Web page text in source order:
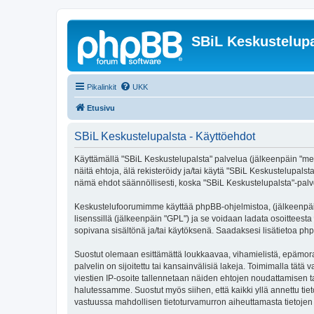
SBiL
Pikalinkit UKK
Etusivu
SBiL Keskustelupalsta - Käyttöehdot
Käyttämällä "SBiL Keskustelupalsta" palvelua (jälkeenpäin
näitä ehtoja, älä rekisteröidy ja/tai käytä "SBiL
nämä ehdot säännöllisesti, koska "SBiL Keskustelupalsta"-
Keskustelufoorumimme käyttää phpBB-ohjelmistoa,
lisenssillä (jälkeenpäin "GPL") ja se voidaan ladata osoitteesta
sopivana sisältönä ja/tai käytöksenä. Saadaksesi lisätietoa
Suostut olemaan esittämättä loukkaavaa, vihamielistä,
palvelin on sijoitettu tai kansainvälisiä lakeja. Toimimalla tätä
viestien IP-osoite tallennetaan näiden ehtojen noudattamisen
halutessamme. Suostut myös siihen, että kaikki yllä annettu
vastuussa mahdollisen tietoturvamurron aiheuttamasta